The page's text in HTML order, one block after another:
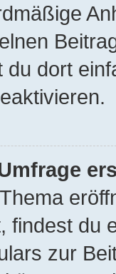
dort
findest du
zur